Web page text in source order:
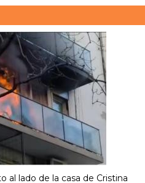
al lado de la casa de Cristina